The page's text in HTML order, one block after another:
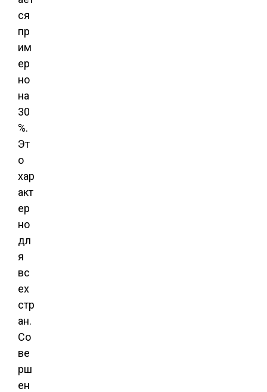
ся
пр
им
ер
но
на
30
%.
Эт
о
хар
акт
ер
но
дл
я
вс
ех
стр
ан.
Со
ве
рш
ен